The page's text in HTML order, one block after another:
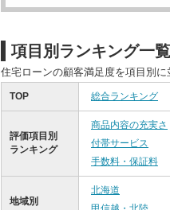
項目別ランキング一覧
住宅ローンの顧客満足度を項目別に
TOP 総合ランキング
評価項目別
ランキング
商品内容の充実さ
付帯サービス
手数料・保証料
地域別
北海道